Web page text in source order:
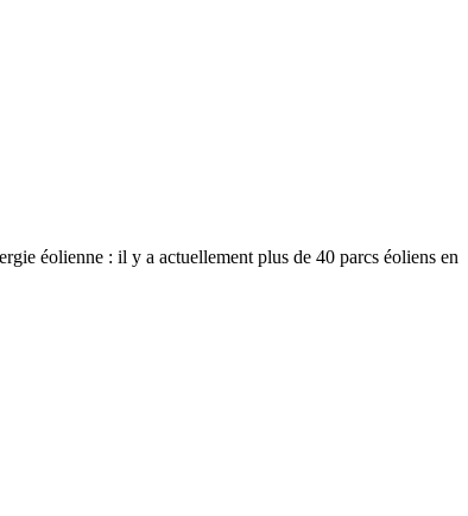
éolienne : il y a actuellement plus de 40 parcs éoliens en